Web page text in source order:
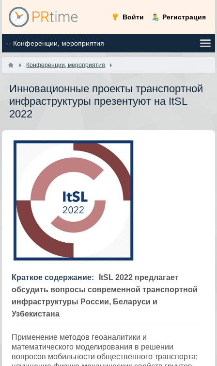
Войти Регистрация
Конференции, мероприятия
Инновационные проекты транспортной
инфраструктуры презентуют на ItSL
2022
Краткое содержание:
ItSL 2022 предлагает
обсудить вопросы современной транспортной
инфраструктуры России, Беларуси и
Узбекистана
Применение методов геоаналитики и
математического моделирования в решении
вопросов мобильности общественного транспорта;